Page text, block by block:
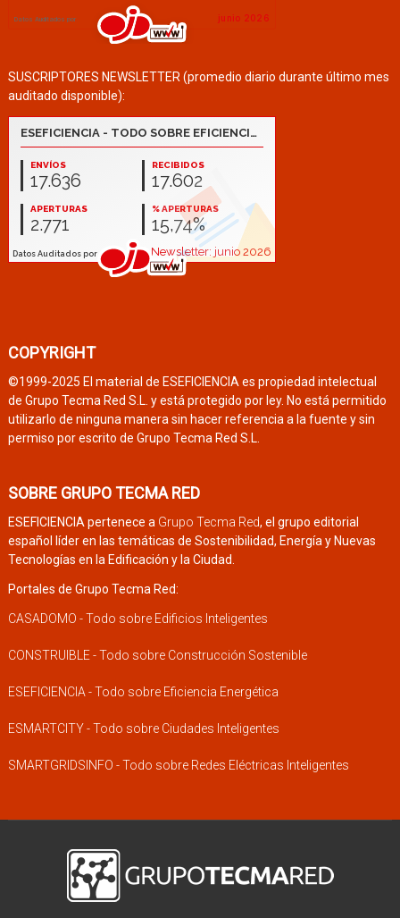
SUSCRIPTORES NEWSLETTER (promedio diario durante último mes
auditado disponible):
COPYRIGHT
©1999-2025 El material de ESEFICIENCIA es propiedad intelectual
de Grupo Tecma Red S.L. y está protegido por ley. No está permitido
utilizarlo de ninguna manera sin hacer referencia a la fuente y sin
permiso por escrito de Grupo Tecma Red S.L.
SOBRE GRUPO TECMA RED
ESEFICIENCIA pertenece a Grupo Tecma Red, el grupo editorial
español líder en las temáticas de Sostenibilidad, Energía y Nuevas
Tecnologías en la Edificación y la Ciudad.
Portales de Grupo Tecma Red:
CASADOMO - Todo sobre Edificios Inteligentes
CONSTRUIBLE - Todo sobre Construcción Sostenible
ESEFICIENCIA - Todo sobre Eficiencia Energética
ESMARTCITY - Todo sobre Ciudades Inteligentes
SMARTGRIDSINFO - Todo sobre Redes Eléctricas Inteligentes